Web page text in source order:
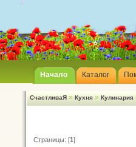
Начало Каталог
СчастливаЯ » Кухня » Кулинария
Страницы: [1]